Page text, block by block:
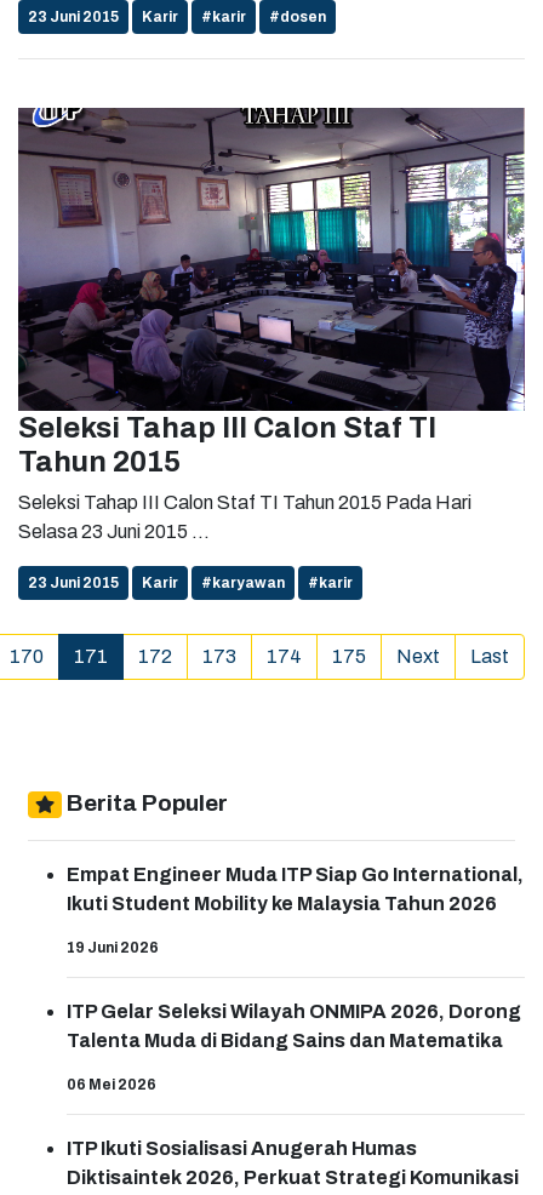
23 Juni 2015 Karir #karir #dosen
Seleksi Tahap III Calon Staf TI
Tahun 2015
Seleksi Tahap III Calon Staf TI Tahun 2015 Pada Hari
Selasa 23 Juni 2015 ...
23 Juni 2015 Karir #karyawan #karir
170 171 (current)
172 173 174 175 Next Last
Berita Populer
Empat Engineer Muda ITP Siap Go International,
Ikuti Student Mobility ke Malaysia Tahun 2026
19 Juni 2026
ITP Gelar Seleksi Wilayah ONMIPA 2026, Dorong
Talenta Muda di Bidang Sains dan Matematika
06 Mei 2026
ITP Ikuti Sosialisasi Anugerah Humas
Diktisaintek 2026, Perkuat Strategi Komunikasi